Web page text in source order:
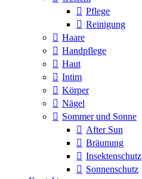
Pflege
Reinigung
Haare
Handpflege
Haut
Intim
Körper
Nägel
Sommer und Sonne
After Sun
Bräunung
Insektenschutz
Sonnenschutz